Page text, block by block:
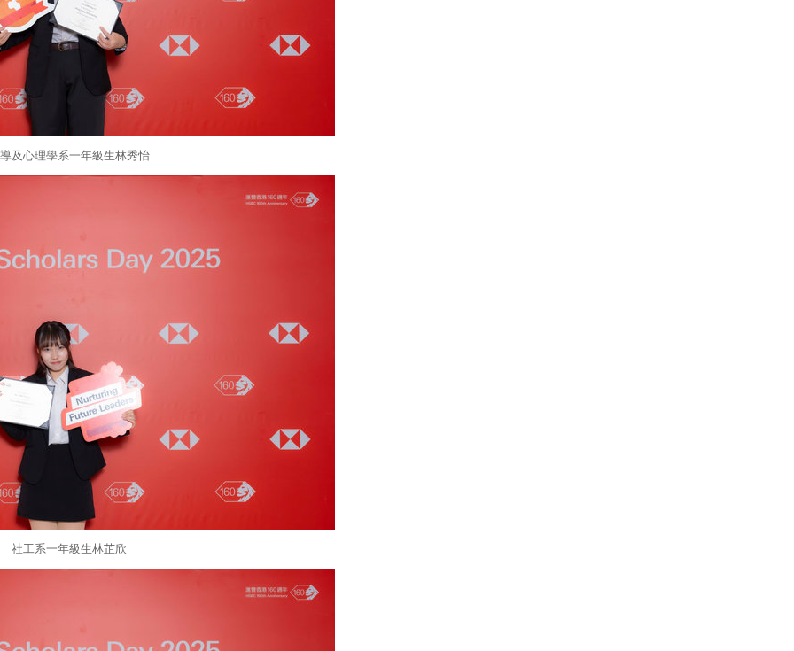
及心理學系一年級生林秀怡
社工系一年級生林芷欣